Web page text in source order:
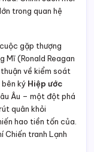
trong quan hệ
gặp thượng
Mĩ (Ronald Reagan
về kiểm soát
bên ký Hiệp ước
Âu – một đột phá
quân khỏi
hao tiền tốn của.
Chiến tranh Lạnh